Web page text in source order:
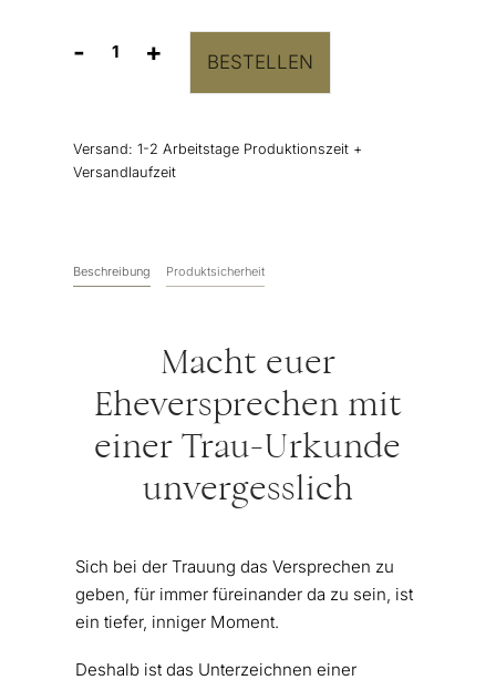
-
Hochzeitsurkunde
+ BESTELLEN
Versand: 1-2 Arbeitstage Produktionszeit +
Versandlaufzeit
Beschreibung Produktsicherheit
Macht euer
Eheversprechen mit
einer Trau-Urkunde
unvergesslich
Sich bei der Trauung das Versprechen zu
geben, für immer füreinander da zu sein, ist
ein tiefer, inniger Moment.
Deshalb ist das Unterzeichnen einer